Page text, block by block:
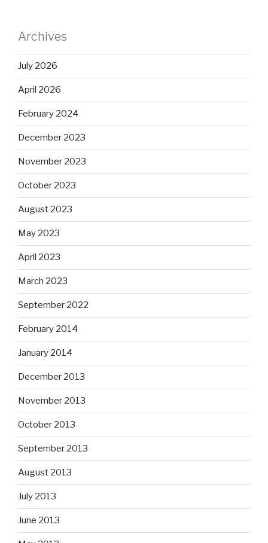
Archives
July 2026
April 2026
February 2024
December 2023
November 2023
October 2023
August 2023
May 2023
April 2023
March 2023
September 2022
February 2014
January 2014
December 2013
November 2013
October 2013
September 2013
August 2013
July 2013
June 2013